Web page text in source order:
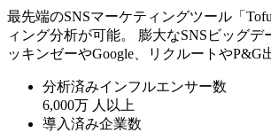
最先端のSNSマーケティングツール「
ィング分析が可能。 膨大なSNSビッグ
ッキンゼーやGoogle、リクルートやP&G
分析済みインフルエンサー数
6,000万 人以上
導入済み企業数